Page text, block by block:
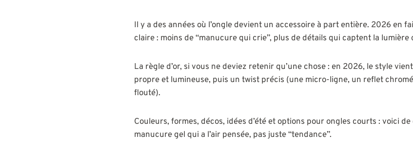
Il y a des années où l’ongle devient un accessoire à part entière. 2026 en
claire : moins de “manucure qui crie”, plus de détails qui captent la lumière
La règle d’or, si vous ne deviez retenir qu’une chose : en 2026, le style
propre et lumineuse, puis un twist précis (une micro-ligne, un reflet
flouté).
Couleurs, formes, décos, idées d’été et options pour ongles courts : voici
manucure gel qui a l’air pensée, pas juste “tendance”.